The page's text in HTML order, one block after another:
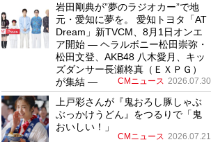
岩田剛典が”夢のラジオカー”で地
元・愛知に夢を。 愛知トヨタ「AT
Dream」新TVCM、8月1日オンエ
ア開始 ― ヘラルボニー松田崇弥・
松田文登、AKB48 八木愛月、キッ
ズダンサー長瀬柊真（ＥＸＰＧ）
が集結 ―
CMニュース 2026.07.30
上戸彩さんが『鬼おろし豚しゃぶ
ぶっかけうどん』をつるりで「鬼
おいしい！」
CMニュース 2026.07.21